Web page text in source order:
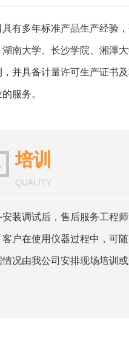
具有多年标准产品生产经验
湖南大学、长沙学院、湘潭
，并具备计量许可生产证书
服务。
培训
QUALITY
安装调试后，售后服务工程
客户在使用仪器过程中，可
况由我公司安排现场培训或